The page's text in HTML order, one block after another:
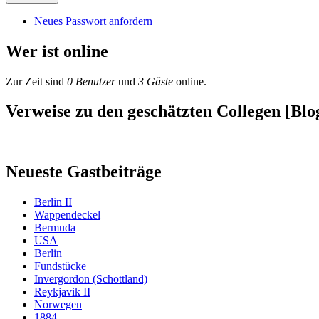
Neues Passwort anfordern
Wer ist online
Zur Zeit sind 0 Benutzerund 3 Gäste online.
Verweise zu den geschätzten Collegen
Neueste Gastbeiträge
Berlin II
Wappendeckel
Bermuda
USA
Berlin
Fundstücke
Invergordon (Schottland)
Reykjavik II
Norwegen